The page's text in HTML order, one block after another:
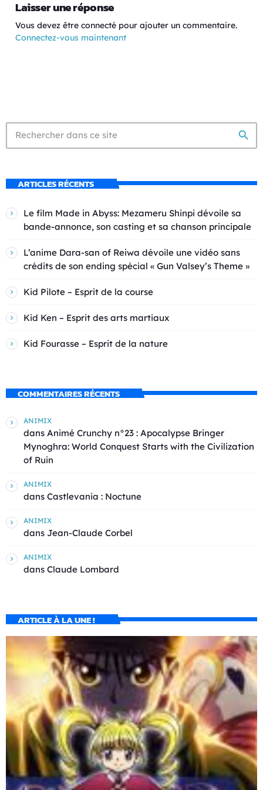
Laisser une réponse
Vous devez être connecté pour ajouter un commentaire.
Connectez-vous maintenant
search
ARTICLES RÉCENTS
Le film Made in Abyss: Mezameru Shinpi dévoile sa
bande-annonce, son casting et sa chanson principale
L’anime Dara-san of Reiwa dévoile une vidéo sans
crédits de son ending spécial « Gun Valsey’s Theme »
Kid Pilote – Esprit de la course
Kid Ken – Esprit des arts martiaux
Kid Fourasse – Esprit de la nature
COMMENTAIRES RÉCENTS
ANIMIX
dans Animé Crunchy n°23 : Apocalypse Bringer
Mynoghra: World Conquest Starts with the Civilization
of Ruin
ANIMIX
dans Castlevania : Noctune
ANIMIX
dans Jean-Claude Corbel
ANIMIX
dans Claude Lombard
ARTICLE À LA UNE !